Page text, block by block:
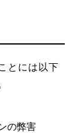
とには以下
の弊害